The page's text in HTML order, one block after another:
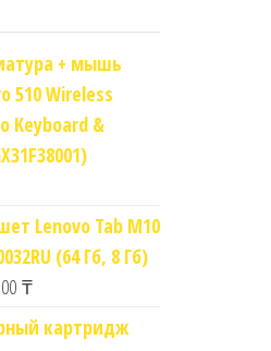
+ мышь
510 Wireless
Keyboard &
Lenovo Tab M10
(64 Гб, 8 Гб)
₸
картридж